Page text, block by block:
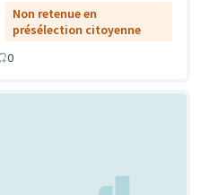
Non retenue en
présélection citoyenne
0